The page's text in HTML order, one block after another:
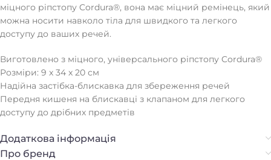
міцного ріпстопу Cordura®, вона має міцний ремінець, який
можна носити навколо тіла для швидкого та легкого
доступу до ваших речей.
Виготовлено з міцного, універсального ріпстопу Cordura®
Розміри: 9 x 34 x 20 см
Надійна застібка-блискавка для збереження речей
Передня кишеня на блискавці з клапаном для легкого
доступу до дрібних предметів
Додаткова інформація
Про бренд